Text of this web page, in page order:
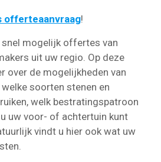
offerteaanvraag!
mogelijk offertes van
uit uw regio. Op deze
over de mogelijkheden van
soorten stenen en
welk bestratingspatroon
uw voor- of achtertuin kunt
vindt u hier ook wat uw